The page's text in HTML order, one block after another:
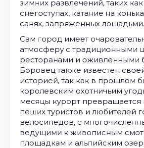
зимних развлечений, таких
снегоступах, катание на
санях, запряженных лошадьми.
Сам город имеет
атмосферу с традиционными
ресторанами и оживленными
Боровец также известен
историей, так как в прошлом
королевским охотничьим
месяцы курорт превращается
пеших туристов и любителей
велосипедов, с
ведущими к живописным
площадкам и альпийским